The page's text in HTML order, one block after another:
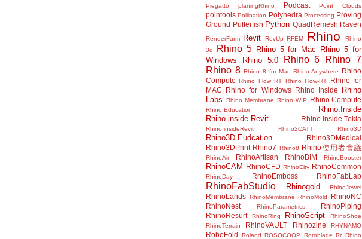
Piegatto
planingRhino Podcast Point Clouds
pointools Pollination Polyhedra Processing Proving
Ground Pufferfish Python QuadRemesh Raven
RenderFarm Revit RevUp RFEM Rhino
Rhino
3d
Rhino 5 Rhino 5 for Mac
Rhino 5 for
Windows
Rhino 5.0 Rhino 6
Rhino 7
Rhino 8 Rhino 8 for Mac Rhino Anywhere
Rhino
Compute Rhino Flow RT Rhino Flow-RT
Rhino for
MAC
Rhino for Windows Rhino Inside
Rhino
Labs
Rhino Membrane Rhino WIP Rhino.Compute
Rhino.Education
Rhino.Inside
Rhino.inside.Revit
Rhino.inside.Tekla
Rhino.insideRevit Rhino2CATT Rhino3D
Rhino3D.Eudcation
Rhino3DMedical
Rhino3DPrint Rhino7 Rhino8 Rhino使用者會議
RhinoAir RhinoArtisan RhinoBIM RhinoBooster
RhinoCAM RhinoCFD RhinoCity RhinoCommon
RhinoDay RhinoEmboss RhinoFabLab
RhinoFabStudio Rhinogold RhinoJewel
RhinoLands RhinoMembrane RhinoMold
RhinoNC
RhinoNest
RhinoParametrics
RhinoPiping
RhinoResurf
RhinoRing RhinoScript
RhinoShoe
RhinoTerrain
RhinoVAULT Rhinozine RHYNAMO
RoboFold Roland ROSOCOOP Rotoblade Rr Rhino